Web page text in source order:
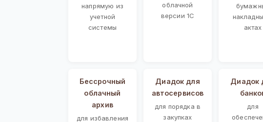
напрямую из
учетной
системы
облачной
версии 1С
актах
Бессрочный
облачный
архив
для избавления
Диадок для
автосервисов
для порядка в
закупках
Диадок
для